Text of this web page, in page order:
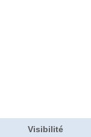
Visibilité